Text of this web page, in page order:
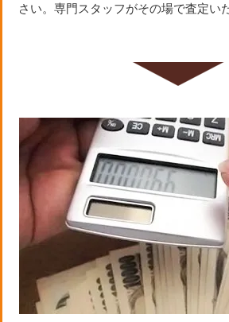
さい。専門スタッフがその場で査定い